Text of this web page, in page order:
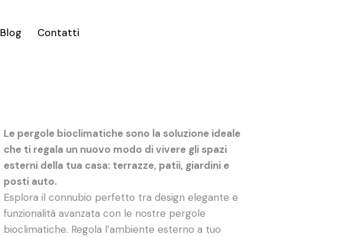
Blog Contatti
Le pergole bioclimatiche sono la soluzione ideale
che ti regala un nuovo modo di vivere gli spazi
esterni della tua casa: terrazze, patii, giardini e
posti auto.
Esplora il connubio perfetto tra design elegante e
funzionalità avanzata con le nostre pergole
bioclimatiche. Regola l’ambiente esterno a tuo